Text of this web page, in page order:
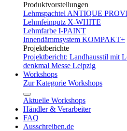
Produktvorstellungen
Lehmspachtel ANTIQUE
Lehmfeinputz X-WHITE
Lehmfarbe I-PAINT
Innendämmsystem KOMPAKT+
Projektberichte
Projektbericht: Landhausstil mit
denkmal Messe Leipzig
Workshops
Zur Kategorie Workshops
Aktuelle Workshops
Händler & Verarbeiter
FAQ
Ausschreiben.de